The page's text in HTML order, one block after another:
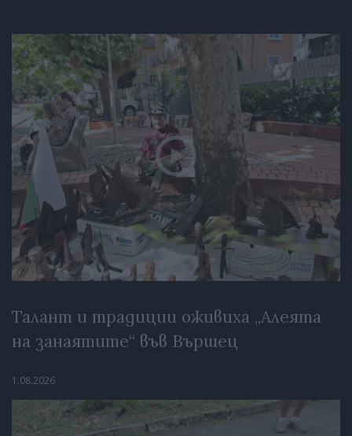
Талант и традиции оживиха „Алеята
на занаятите“ във Вършец
1.08.2026